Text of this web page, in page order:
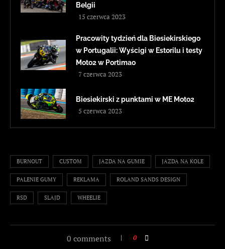
Belgii
15 czerwca 2023
Pracowity tydzień dla Biesiekirskiego
w Portugalii: Wyścigi w Estorilu i testy
Moto2 w Portimao
7 czerwca 2023
Biesiekirski z punktami w ME Moto2
5 czerwca 2023
BURNOUT CUSTOM JAZDA NA GUMIE JAZDA NA KOLE
PALENIE GUMY REKLAMA ROLAND SANDS DESIGN
RSD SLAJD WHEELIE
0 comments 0